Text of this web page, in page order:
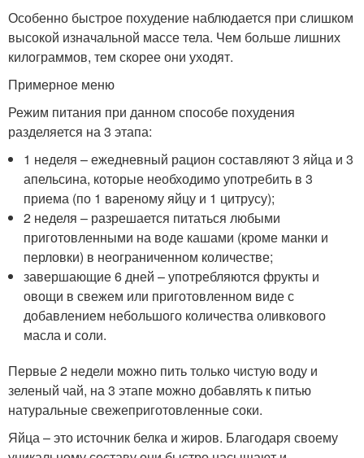
Особенно быстрое похудение наблюдается при слишком
высокой изначальной массе тела. Чем больше лишних
килограммов, тем скорее они уходят.
Примерное меню
Режим питания при данном способе похудения
разделяется на 3 этапа:
1 неделя – ежедневный рацион составляют 3 яйца и 3
апельсина, которые необходимо употребить в 3
приема (по 1 вареному яйцу и 1 цитрусу);
2 неделя – разрешается питаться любыми
приготовленными на воде кашами (кроме манки и
перловки) в неограниченном количестве;
завершающие 6 дней – употребляются фрукты и
овощи в свежем или приготовленном виде с
добавлением небольшого количества оливкового
масла и соли.
Первые 2 недели можно пить только чистую воду и
зеленый чай, на 3 этапе можно добавлять к питью
натуральные свежеприготовленные соки.
Яйца – это источник белка и жиров. Благодаря своему